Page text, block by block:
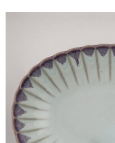
商品一覧
催事出展情報
ご利用ガイド
お問い合わせ